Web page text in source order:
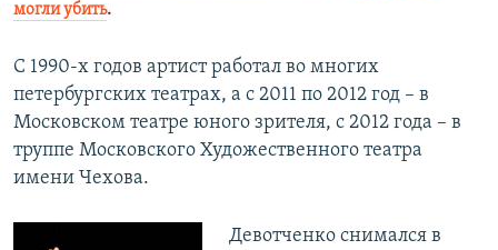
могли убить.
С 1990-х годов артист работал во многих
петербургских театрах, а с 2011 по 2012 год – в
Московском театре юного зрителя, с 2012 года – в
труппе Московского Художественного театра
имени Чехова.
Девотченко снимался в